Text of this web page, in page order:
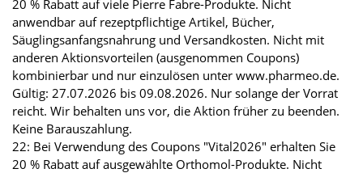
20 % Rabatt auf viele Pierre Fabre-Produkte. Nicht
anwendbar auf rezeptpflichtige Artikel, Bücher,
Säuglingsanfangsnahrung und Versandkosten. Nicht mit
anderen Aktionsvorteilen (ausgenommen Coupons)
kombinierbar und nur einzulösen unter www.pharmeo.de.
Gültig: 27.07.2026 bis 09.08.2026. Nur solange der Vorrat
reicht. Wir behalten uns vor, die Aktion früher zu beenden.
Keine Barauszahlung.
22: Bei Verwendung des Coupons "Vital2026" erhalten Sie
20 % Rabatt auf ausgewählte Orthomol-Produkte. Nicht